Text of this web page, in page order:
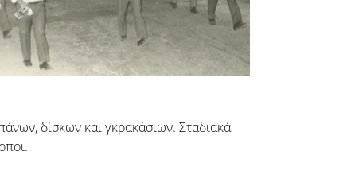
δίσκων και γκρακάσιων. Σταδιακά